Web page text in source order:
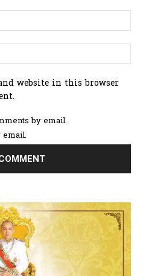
website in this browser
by email.